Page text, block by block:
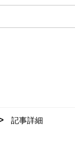
記事詳細